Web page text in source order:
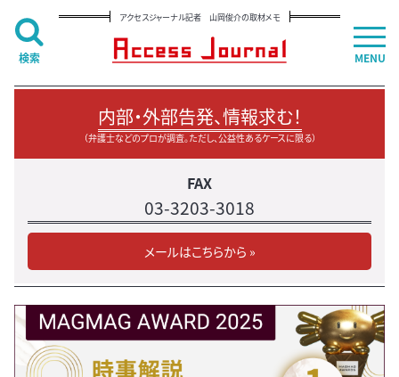
アクセスジャーナル記者 山岡俊介の取材メモ
内部・外部告発、情報求む！
（弁護士などのプロが調査。ただし、公益性あるケースに限る）
FAX
03-3203-3018
メールはこちらから »
MENU
検索